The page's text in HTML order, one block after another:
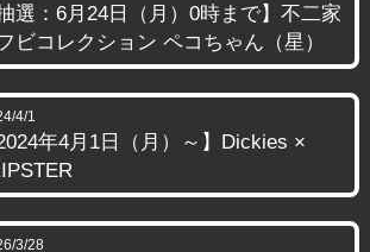
抽選：6月24日（月）0時まで】不二家
ビコレクション ペコちゃん（星）
4/1
2024年4月1日（月）～】Dickies ×
3/28